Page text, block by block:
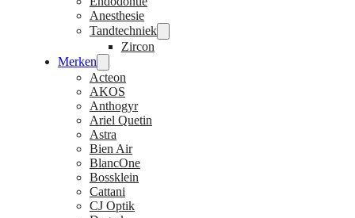
Anesthesie
Tandtechniek
Zircon
Merken
Acteon
AKOS
Anthogyr
Ariel Quetin
Astra
Bien Air
BlancOne
Bossklein
Cattani
CJ Optik